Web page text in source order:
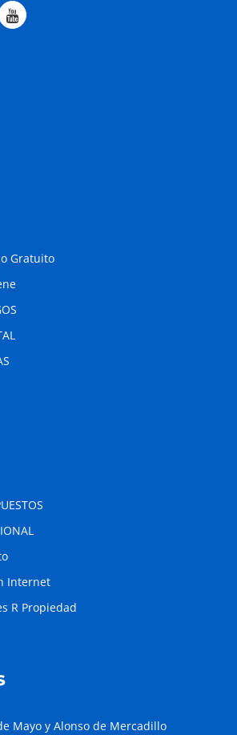
Gratuito
Internet
R Propiedad
Mayo y Alonso de Mercadillo